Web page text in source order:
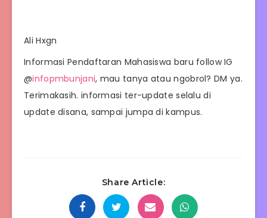
Ali Hxgn
Informasi Pendaftaran Mahasiswa baru follow IG
@infopmbunjani, mau tanya atau ngobrol? DM ya.
Terimakasih. informasi ter-update selalu di
update disana, sampai jumpa di kampus.
Share Article: